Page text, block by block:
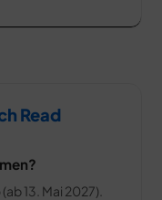
Read
13. Mai 2027).